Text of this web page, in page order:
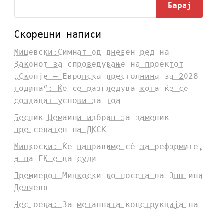
Барај
Скорешни написи
Мицевски:Симнат од дневен ред на
Законот за спроведување на проектот
„Скопје – Европска престолнина за 2028
година“: Ќе се разгледува кога ќе се
создадат услови за тоа
Бесник Џемаили избран за заменик
претседател на ДКСК
Мицкоски: Ќе направиме сè за реформите,
а на ЕК е да суди
Премиерот Мицкоски во посета на Општина
Делчево
Честоева: За металната конструкција на